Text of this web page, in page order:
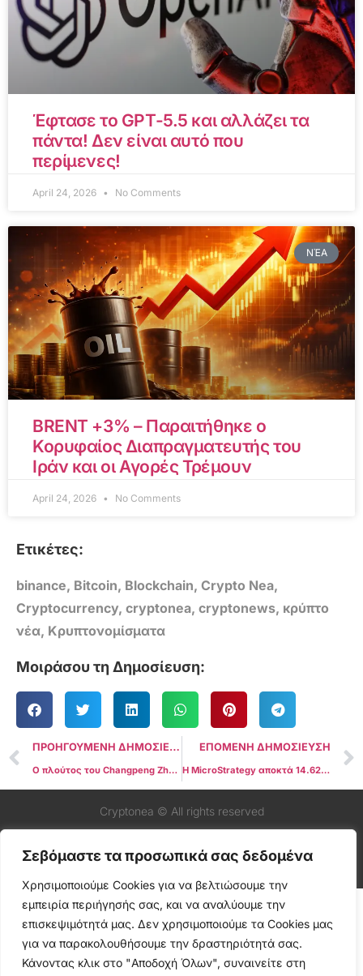
Σεβόμαστε τα προσωπικά σας δεδομένα
Χρησιμοποιούμε Cookies για να βελτιώσουμε την
εμπειρία περιήγησής σας, και να αναλύουμε την
επισκεψιμότητά μας. Δεν χρησιμοποιούμε τα Cookies μας
για να παρακολουθήσουμε την δραστηριότητά σας.
Κάνοντας κλικ στο "Αποδοχή Όλων", συναινείτε στη
Έφτασε το GPT-5.5 και αλλάζει τα
πάντα! Δεν είναι αυτό που
περίμενες!
April 24, 2026 No Comments
ΝΈΑ
BRENT +3% – Παραιτήθηκε ο
Κορυφαίος Διαπραγματευτής του
Ιράν και οι Αγορές Τρέμουν
April 24, 2026 No Comments
Ετικέτες:
binance, Bitcoin, Blockchain, Crypto Nea,
Cryptocurrency, cryptonea, cryptonews, κρύπτο
νέα, Κρυπτονομίσματα
Μοιράσου τη Δημοσίευση:
ΠΡΟΗΓΟΥΜΕΝΗ ΔΗΜΟΣΙΕΥΣΗ
Ο πλούτος του Changpeng Zhao αυξάνεται κατά 25 δισεκατομμύρια δολάρια το 2023 παρά τις νομικές προκλήσεις
ΕΠΟΜΕΝΗ ΔΗΜΟΣΙΕΥΣΗ
Η MicroStrategy αποκτά 14.620 Bitcoin εν αναμονή της πιθανής έγκρισης σε ETF
Cryptonea © All rights reserved